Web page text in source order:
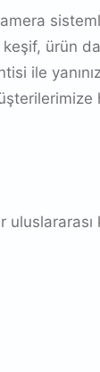
ürün
ile
uluslararası